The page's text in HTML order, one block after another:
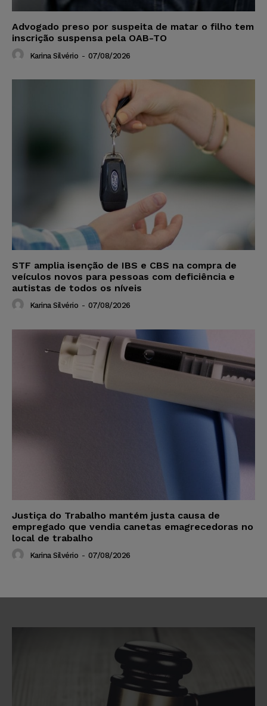
Advogado preso por suspeita de matar o filho tem
inscrição suspensa pela OAB-TO
Karina Silvério - 07/08/2026
STF amplia isenção de IBS e CBS na compra de
veículos novos para pessoas com deficiência e
autistas de todos os níveis
Karina Silvério - 07/08/2026
Justiça do Trabalho mantém justa causa de
empregado que vendia canetas emagrecedoras no
local de trabalho
Karina Silvério - 07/08/2026